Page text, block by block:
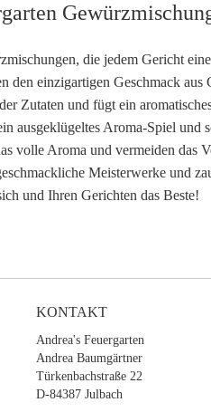
die jedem Gericht
den einzigartigen Geschmack
Zutaten und fügt ein
ausgeklügeltes Aroma-Spiel
volle Aroma und vermeiden das
Meisterwerke und
und Ihren Gerichten das Beste!
KONTAKT
Andrea's Feuergarten
Andrea Baumgärtner
Türkenbachstraße 22
D-84387 Julbach